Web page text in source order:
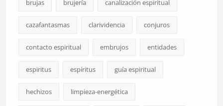
brujas brujería canalización espiritual
cazafantasmas clarividencia conjuros
contacto espiritual embrujos entidades
espiritus espíritus guía espiritual
hechizos limpieza-energética